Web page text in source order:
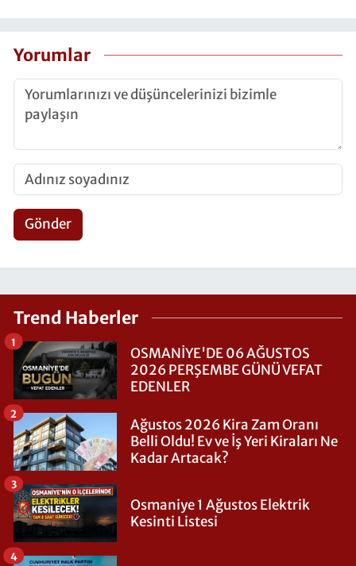
Yorumlar
Gönder
Trend Haberler
OSMANİYE'DE 06 AĞUSTOS
2026 PERŞEMBE GÜNÜ VEFAT
EDENLER
1
Ağustos 2026 Kira Zam Oranı
Belli Oldu! Ev ve İş Yeri Kiraları Ne
Kadar Artacak?
2
Osmaniye 1 Ağustos Elektrik
Kesinti Listesi
3
4